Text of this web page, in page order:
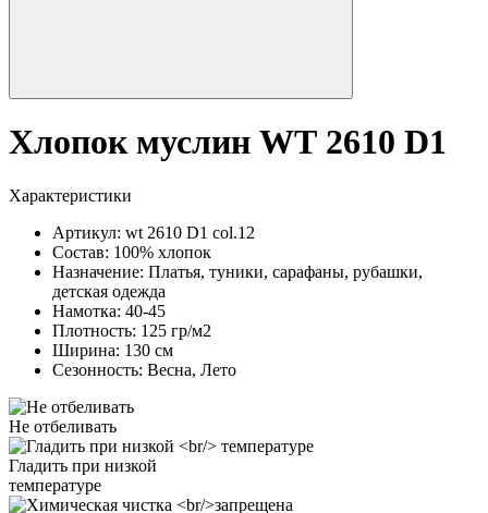
Хлопок муслин WТ 2610 D1
Характеристики
Артикул: wt 2610 D1 col.12
Состав: 100% хлопок
Назначение: Платья, туники, сарафаны, рубашки,
детская одежда
Намотка: 40-45
Плотность: 125 гр/м2
Ширина: 130 см
Сезонность: Весна, Лето
Не отбеливать
Гладить при низкой
температуре